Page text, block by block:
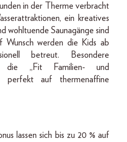
in der Therme verbracht
ein kreatives
wohltuende Saunagänge sind
Wunsch werden die Kids ab
betreut. Besondere
die „Fit Familien- und
perfekt auf thermenaffine
lassen sich bis zu 20 % auf